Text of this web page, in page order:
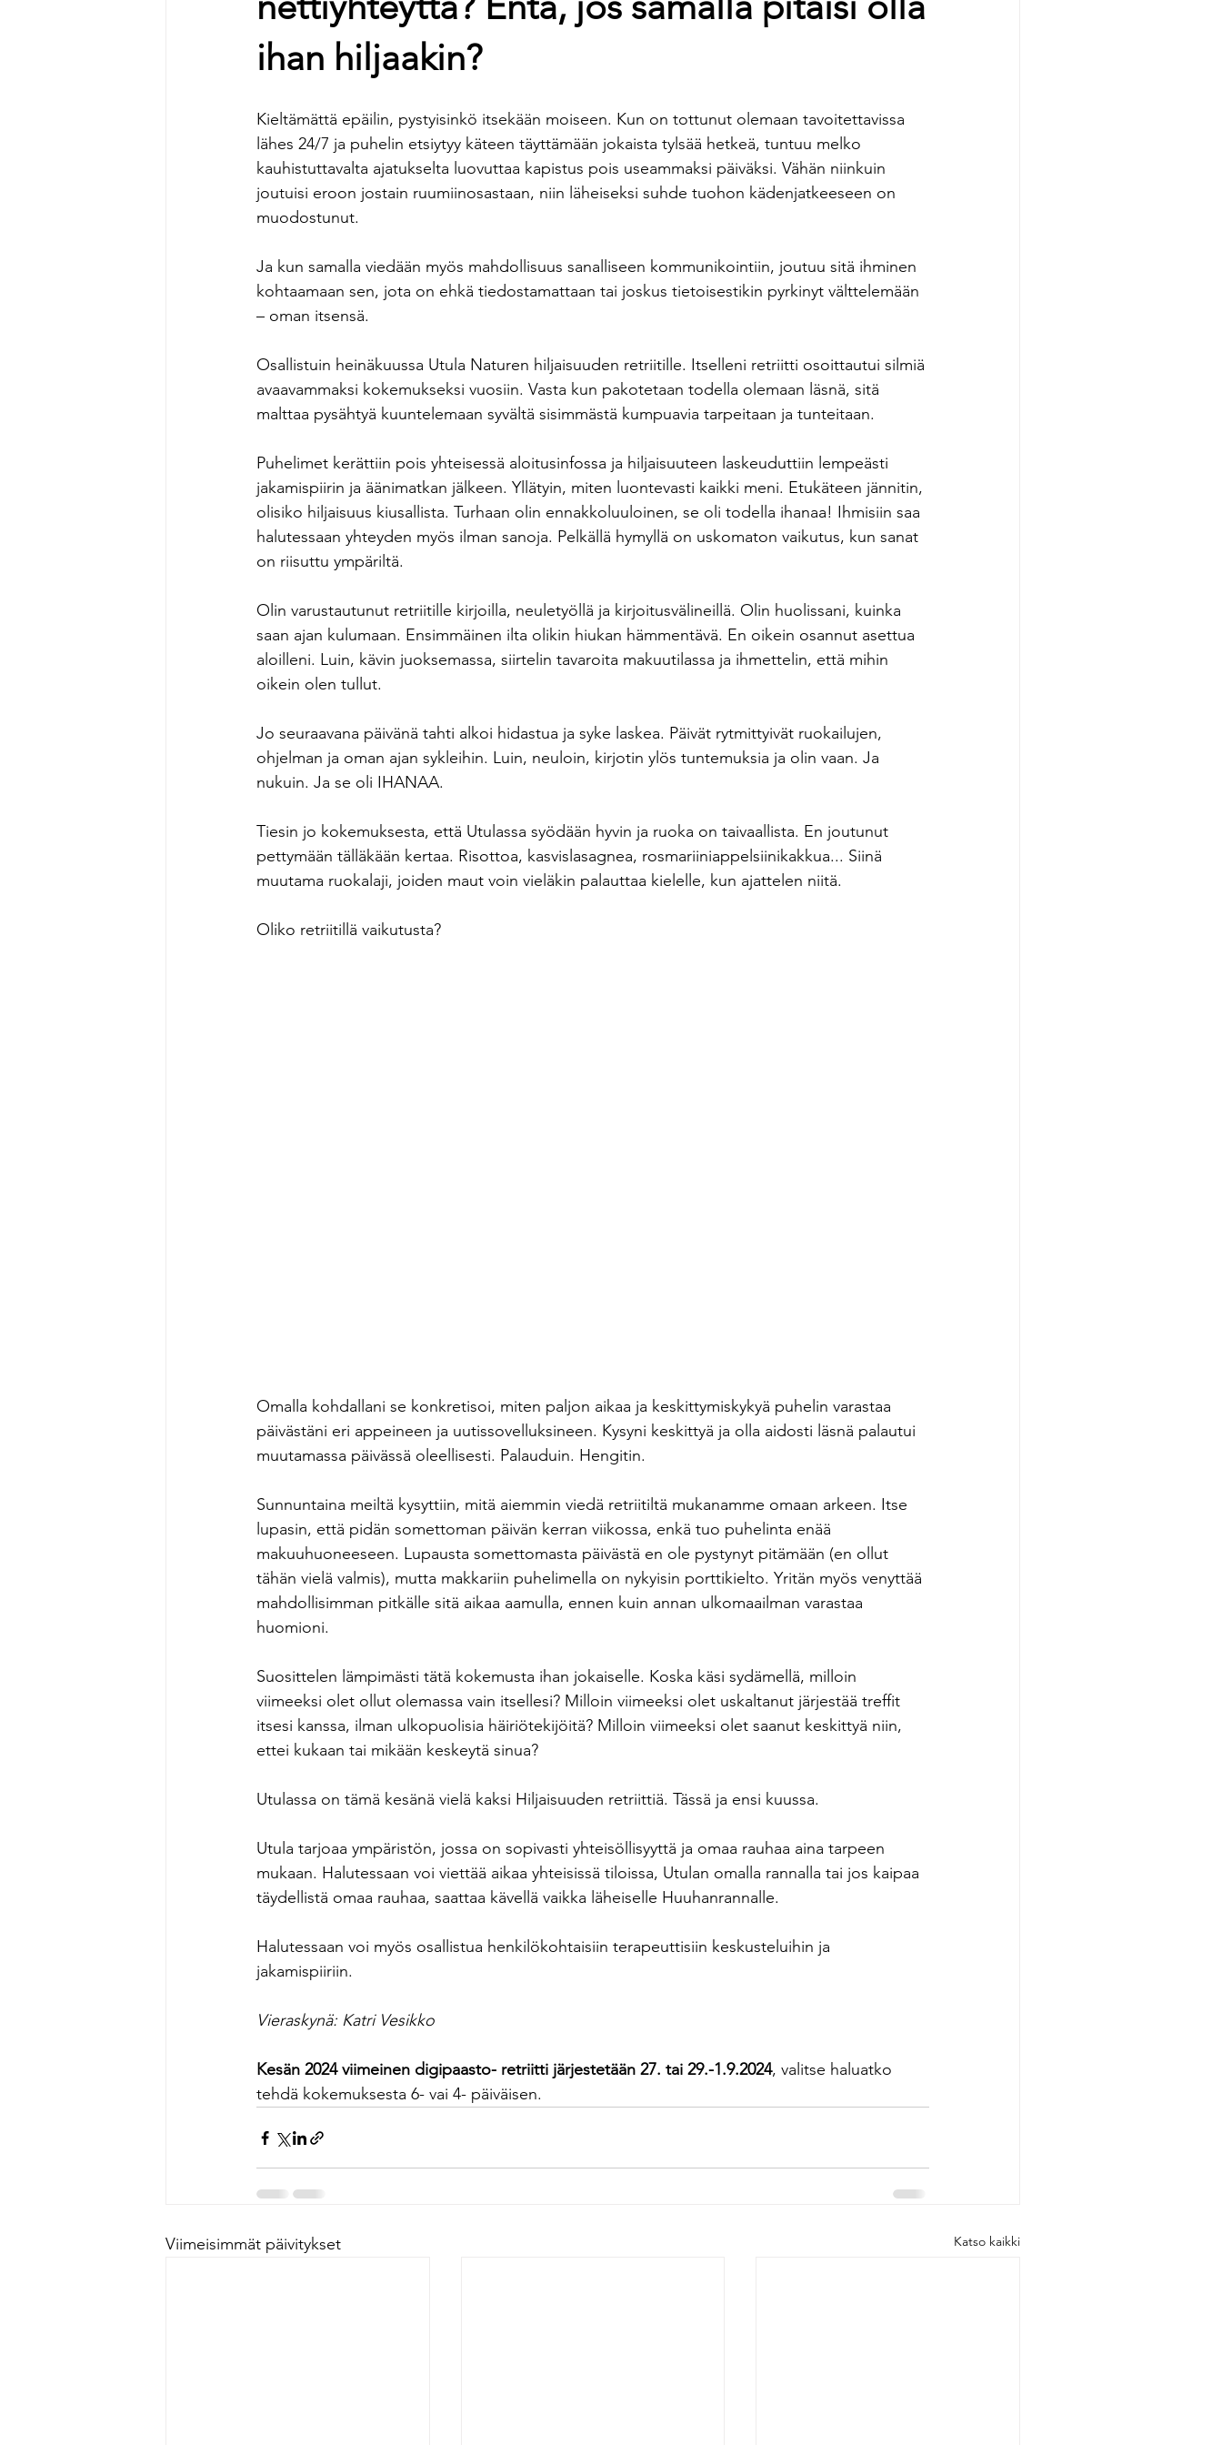
ihan hiljaakin?
Kieltämättä epäilin, pystyisinkö itsekään moiseen. Kun on tottunut olemaan tavoitettavissa
lähes 24/7 ja puhelin etsiytyy käteen täyttämään jokaista tylsää hetkeä, tuntuu melko
kauhistuttavalta ajatukselta luovuttaa kapistus pois useammaksi päiväksi. Vähän niinkuin
joutuisi eroon jostain ruumiinosastaan, niin läheiseksi suhde tuohon kädenjatkeeseen on
muodostunut.
Ja kun samalla viedään myös mahdollisuus sanalliseen kommunikointiin, joutuu sitä ihminen
kohtaamaan sen, jota on ehkä tiedostamattaan tai joskus tietoisestikin pyrkinyt välttelemään
– oman itsensä.
Osallistuin heinäkuussa Utula Naturen hiljaisuuden retriitille. Itselleni retriitti osoittautui silmiä
avaavammaksi kokemukseksi vuosiin. Vasta kun pakotetaan todella olemaan läsnä, sitä
malttaa pysähtyä kuuntelemaan syvältä sisimmästä kumpuavia tarpeitaan ja tunteitaan.
Puhelimet kerättiin pois yhteisessä aloitusinfossa ja hiljaisuuteen laskeuduttiin lempeästi
jakamispiirin ja äänimatkan jälkeen. Yllätyin, miten luontevasti kaikki meni. Etukäteen jännitin,
olisiko hiljaisuus kiusallista. Turhaan olin ennakkoluuloinen, se oli todella ihanaa! Ihmisiin saa
halutessaan yhteyden myös ilman sanoja. Pelkällä hymyllä on uskomaton vaikutus, kun sanat
on riisuttu ympäriltä.
Olin varustautunut retriitille kirjoilla, neuletyöllä ja kirjoitusvälineillä. Olin huolissani, kuinka
saan ajan kulumaan. Ensimmäinen ilta olikin hiukan hämmentävä. En oikein osannut asettua
aloilleni. Luin, kävin juoksemassa, siirtelin tavaroita makuutilassa ja ihmettelin, että mihin
oikein olen tullut.
Jo seuraavana päivänä tahti alkoi hidastua ja syke laskea. Päivät rytmittyivät ruokailujen,
ohjelman ja oman ajan sykleihin. Luin, neuloin, kirjotin ylös tuntemuksia ja olin vaan. Ja
nukuin. Ja se oli IHANAA.
Tiesin jo kokemuksesta, että Utulassa syödään hyvin ja ruoka on taivaallista. En joutunut
pettymään tälläkään kertaa. Risottoa, kasvislasagnea, rosmariiniappelsiinikakkua... Siinä
muutama ruokalaji, joiden maut voin vieläkin palauttaa kielelle, kun ajattelen niitä.
Oliko retriitillä vaikutusta?
Omalla kohdallani se konkretisoi, miten paljon aikaa ja keskittymiskykyä puhelin varastaa
päivästäni eri appeineen ja uutissovelluksineen. Kysyni keskittyä ja olla aidosti läsnä palautui
muutamassa päivässä oleellisesti. Palauduin. Hengitin.
Sunnuntaina meiltä kysyttiin, mitä aiemmin viedä retriitiltä mukanamme omaan arkeen. Itse
lupasin, että pidän somettoman päivän kerran viikossa, enkä tuo puhelinta enää
makuuhuoneeseen. Lupausta somettomasta päivästä en ole pystynyt pitämään (en ollut
tähän vielä valmis), mutta makkariin puhelimella on nykyisin porttikielto. Yritän myös venyttää
mahdollisimman pitkälle sitä aikaa aamulla, ennen kuin annan ulkomaailman varastaa
huomioni.
Suosittelen lämpimästi tätä kokemusta ihan jokaiselle. Koska käsi sydämellä, milloin
viimeeksi olet ollut olemassa vain itsellesi? Milloin viimeeksi olet uskaltanut järjestää treffit
itsesi kanssa, ilman ulkopuolisia häiriötekijöitä? Milloin viimeeksi olet saanut keskittyä niin,
ettei kukaan tai mikään keskeytä sinua?
Utulassa on tämä kesänä vielä kaksi Hiljaisuuden retriittiä. Tässä ja ensi kuussa.
Utula tarjoaa ympäristön, jossa on sopivasti yhteisöllisyyttä ja omaa rauhaa aina tarpeen
mukaan. Halutessaan voi viettää aikaa yhteisissä tiloissa, Utulan omalla rannalla tai jos kaipaa
täydellistä omaa rauhaa, saattaa kävellä vaikka läheiselle Huuhanrannalle.
Halutessaan voi myös osallistua henkilökohtaisiin terapeuttisiin keskusteluihin ja
jakamispiiriin.
Vieraskynä: Katri Vesikko
Kesän 2024 viimeinen digipaasto- retriitti järjestetään 27. tai 29.-1.9.2024, valitse haluatko
tehdä kokemuksesta 6- vai 4- päiväisen.
Viimeisimmät päivitykset Katso kaikki